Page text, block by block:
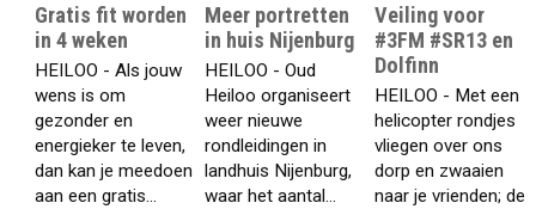
Gratis fit worden
in 4 weken
HEILOO - Als jouw
wens is om
gezonder en
energieker te leven,
dan kan je meedoen
aan een gratis...
Meer portretten
in huis Nijenburg
HEILOO - Oud
Heiloo organiseert
weer nieuwe
rondleidingen in
landhuis Nijenburg,
waar het aantal...
Veiling voor
#3FM #SR13 en
Dolfinn
HEILOO - Met een
helicopter rondjes
vliegen over ons
dorp en zwaaien
naar je vrienden; de